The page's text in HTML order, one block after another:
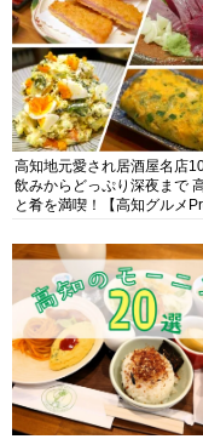
高知地元愛され居酒屋名店
飲みからどっぷり深夜まで
と肴を満喫！【高知グルメ